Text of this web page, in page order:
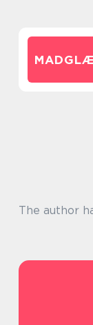
The author